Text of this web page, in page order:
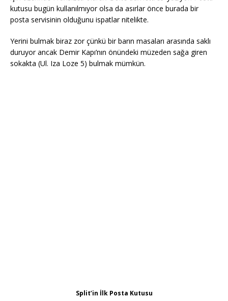
kutusu bugün kullanılmıyor olsa da asırlar önce burada bir
posta servisinin olduğunu ispatlar nitelikte.
Yerini bulmak biraz zor çünkü bir barın masaları arasında saklı
duruyor ancak Demir Kapı’nın önündeki müzeden sağa giren
sokakta (Ul. Iza Loze 5) bulmak mümkün.
Split’in İlk Posta Kutusu